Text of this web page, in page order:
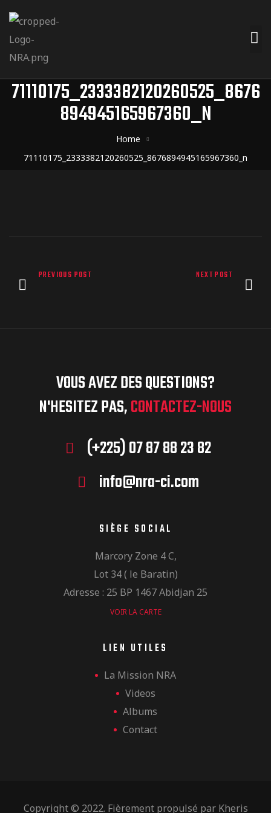
71110175_2333382120260525_8676
894945165967360_N
Home
71110175_2333382120260525_8676894945165967360_n
PREVIOUS POST NEXT POST
VOUS AVEZ DES QUESTIONS?
N'HESITEZ PAS,CONTACTEZ-NOUS
(+225) 07 87 88 23 82
info@nra-ci.com
SIÈGE SOCIAL
Marcory Zone 4 C,
Lot 34 ( le Baratin)
Adresse : 25 BP 1467 Abidjan 25
VOIR LA CARTE
LIEN UTILES
La Mission NRA
Videos
Albums
Contact
Copyright © 2022. Fièrement propulsé par Kheris